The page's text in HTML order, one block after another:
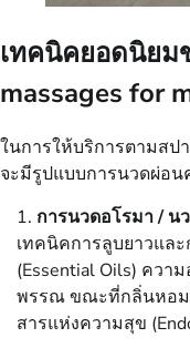
เทคนิคยอดนิยม
massages for
ในการให้บริการตามสป
จะมีรูปแบบการนวดผ่อ
การนวดอโรมา / น
เทคนิคการลูบยาวแล
(Essential Oils) ควา
พรรณ ขณะที่กลิ่นหอม
สารแห่งความสุข